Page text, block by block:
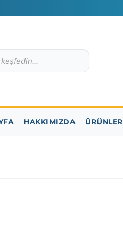
HAKKIMIZDA ÜRÜNLER